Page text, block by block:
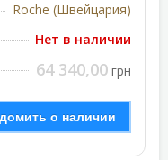
Roche (Швейцария)
Нет в наличии
64 340,00 грн
о наличии